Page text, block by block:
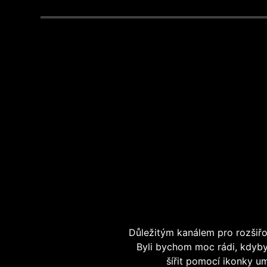
Důležitým kanálem pro
Byli bychom moc rádi,
šířit pomocí ikonky